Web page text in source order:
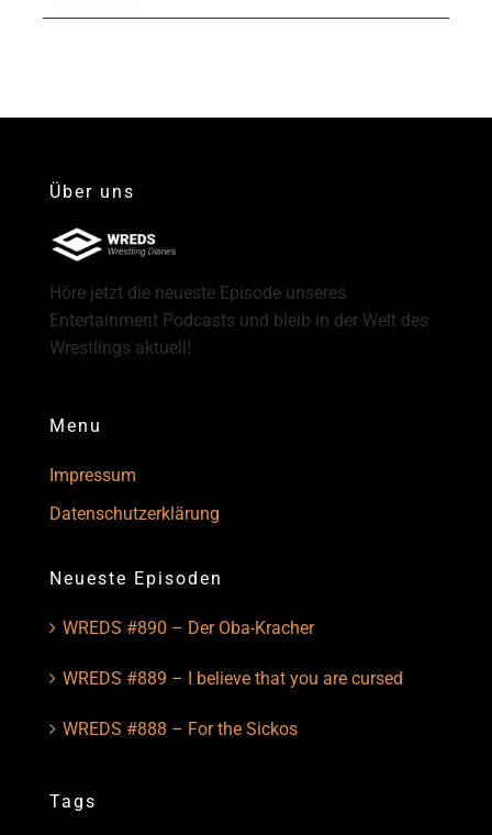
Über uns
Höre jetzt die neueste Episode unseres
Entertainment Podcasts und bleib in der Welt des
Wrestlings aktuell!
Menu
Impressum
Datenschutzerklärung
Neueste Episoden
WREDS #890 – Der Oba-Kracher
WREDS #889 – I believe that you are cursed
WREDS #888 – For the Sickos
Tags